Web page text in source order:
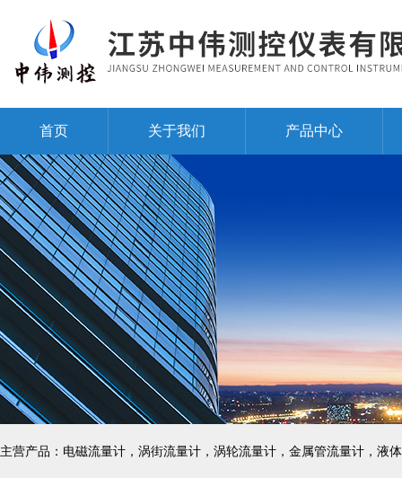
首页 关于我们 产品中心
主营产品：电磁流量计，涡街流量计，涡轮流量计，金属管流量计，液